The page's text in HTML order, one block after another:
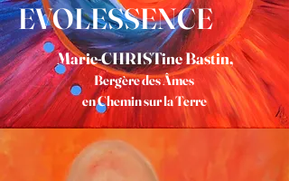
EVOLESSENCE
Marie-CHRISTine Bastin,
Bergèredes Âmes
en Chemin sur la Terre